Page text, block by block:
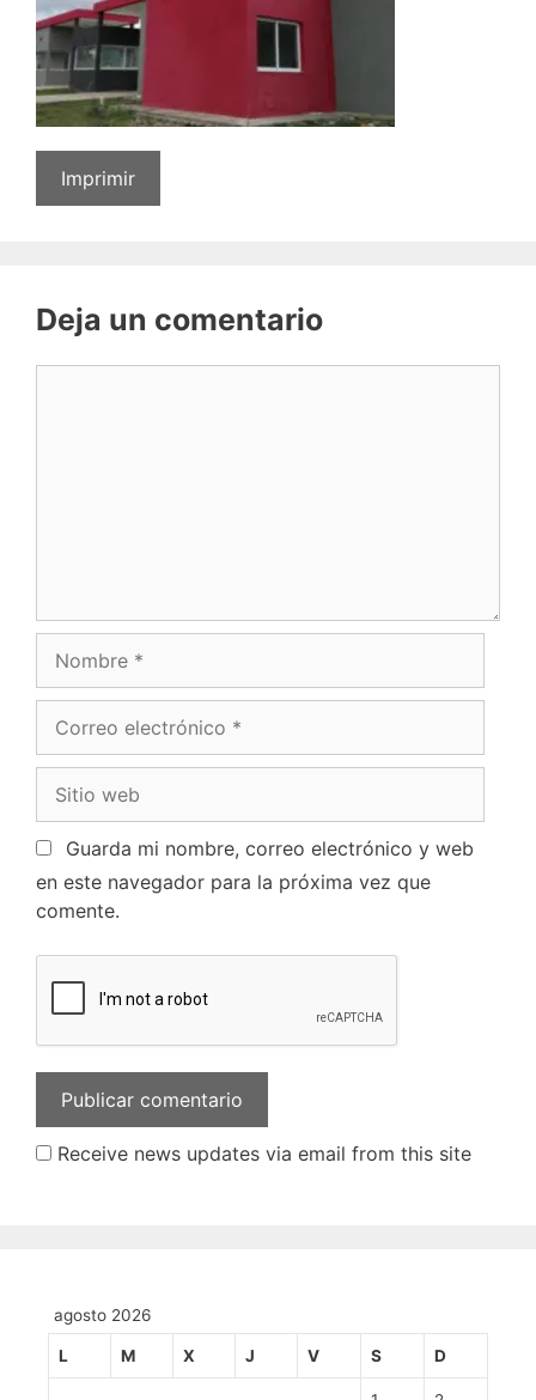
Imprimir
Deja un comentario
Guarda mi nombre, correo electrónico y web
en este navegador para la próxima vez que
comente.
Receive news updates via email from this site
agosto 2026
L M X J V S D